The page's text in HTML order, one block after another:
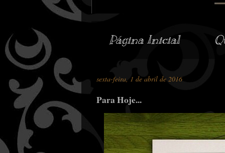
Página Inicial
sexta-feira, 1 de abril de 2016
Para Hoje...